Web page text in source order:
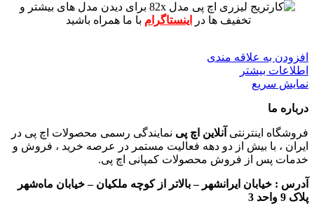
برای دیدن مدل های بیشتر و
تخفیف ها در
اینستاگرام با ما همراه باشید
افزودن به علاقه مندی
اطلاعات بیشتر
نمایش سریع
درباره ما
فروشگاه اینترنتی آنلاین اچ پی نمایندگی رسمی محصولات اچ پی در
ایران ، با بیش از دو دهه فعالیت مستمر در عرصه خرید ، فروش و
خدمات پس از فروش محصولات کمپانی اچ پی.
آدرس : خیابان ایرانشهر – بالاتر از کوچه ملکیان – خیابان ماه‌شهر
پلاک 9 واحد 3